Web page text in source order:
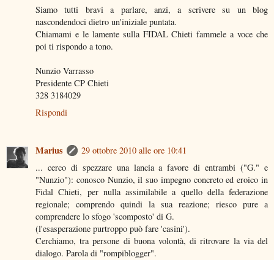
Siamo tutti bravi a parlare, anzi, a scrivere su un blog
nascondendoci dietro un'iniziale puntata.
Chiamami e le lamente sulla FIDAL Chieti fammele a voce che
poi ti rispondo a tono.
Nunzio Varrasso
Presidente CP Chieti
328 3184029
Rispondi
Marius
29 ottobre 2010 alle ore 10:41
... cerco di spezzare una lancia a favore di entrambi ("G." e
"Nunzio"): conosco Nunzio, il suo impegno concreto ed eroico in
Fidal Chieti, per nulla assimilabile a quello della federazione
regionale; comprendo quindi la sua reazione; riesco pure a
comprendere lo sfogo 'scomposto' di G.
(l'esasperazione purtroppo può fare 'casini').
Cerchiamo, tra persone di buona volontà, di ritrovare la via del
dialogo. Parola di "rompiblogger".